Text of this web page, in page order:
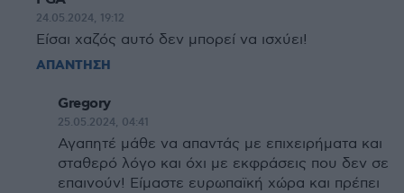
24.05.2024, 19:12
Είσαι χαζός αυτό δεν μπορεί να ισχύει!
ΑΠΑΝΤΗΣΗ
Gregory
25.05.2024, 04:41
Αγαπητέ μάθε να απαντάς με επιχειρήματα και
σταθερό λόγο και όχι με εκφράσεις που δεν σε
επαινούν! Είμαστε ευρωπαϊκή χώρα και πρέπει